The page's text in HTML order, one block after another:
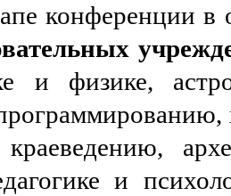
конференции
и физике,
и